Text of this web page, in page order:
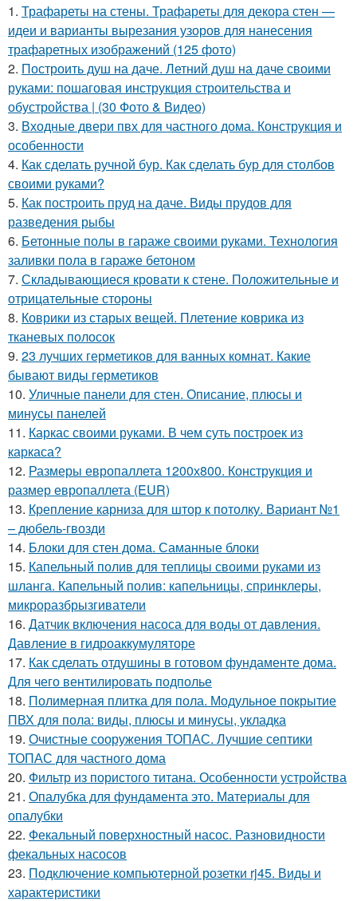
1. Трафареты на стены. Трафареты для декора стен —
идеи и варианты вырезания узоров для нанесения
трафаретных изображений (125 фото)
2. Построить душ на даче. Летний душ на даче своими
руками: пошаговая инструкция строительства и
обустройства | (30 Фото & Видео)
3. Входные двери пвх для частного дома. Конструкция и
особенности
4. Как сделать ручной бур. Как сделать бур для столбов
своими руками?
5. Как построить пруд на даче. Виды прудов для
разведения рыбы
6. Бетонные полы в гараже своими руками. Технология
заливки пола в гараже бетоном
7. Складывающиеся кровати к стене. Положительные и
отрицательные стороны
8. Коврики из старых вещей. Плетение коврика из
тканевых полосок
9. 23 лучших герметиков для ванных комнат. Какие
бывают виды герметиков
10. Уличные панели для стен. Описание, плюсы и
минусы панелей
11. Каркас своими руками. В чем суть построек из
каркаса?
12. Размеры европаллета 1200х800. Конструкция и
размер европаллета (EUR)
13. Крепление карниза для штор к потолку. Вариант №1
– дюбель-гвозди
14. Блоки для стен дома. Саманные блоки
15. Капельный полив для теплицы своими руками из
шланга. Капельный полив: капельницы, спринклеры,
микроразбрызгиватели
16. Датчик включения насоса для воды от давления.
Давление в гидроаккумуляторе
17. Как сделать отдушины в готовом фундаменте дома.
Для чего вентилировать подполье
18. Полимерная плитка для пола. Модульное покрытие
ПВХ для пола: виды, плюсы и минусы, укладка
19. Очистные сооружения ТОПАС. Лучшие септики
ТОПАС для частного дома
20. Фильтр из пористого титана. Особенности устройства
21. Опалубка для фундамента это. Материалы для
опалубки
22. Фекальный поверхностный насос. Разновидности
фекальных насосов
23. Подключение компьютерной розетки rj45. Виды и
характеристики